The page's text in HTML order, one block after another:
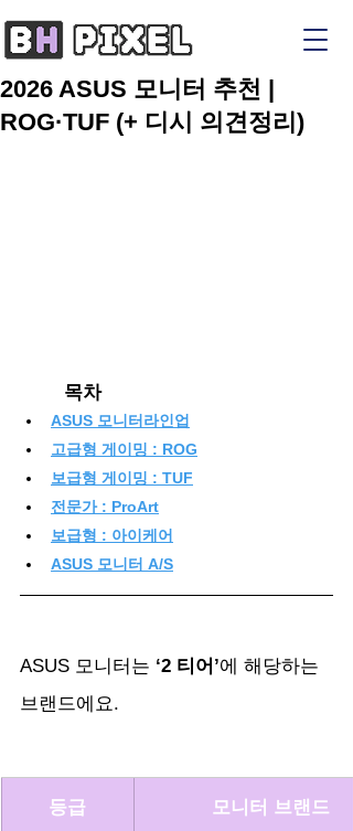
2026 ASUS 모니터 추천 |
ROG·TUF (+ 디시 의견정리)
	목차
ASUS 모니터라인업
고급형 게이밍 : ROG
보급형 게이밍 : TUF
전문가 : ProArt
보급형 : 아이케어
ASUS 모니터 A/S
ASUS 모니터는 ‘2 티어’에 해당하는
브랜드에요.
등급 모니터 브랜드